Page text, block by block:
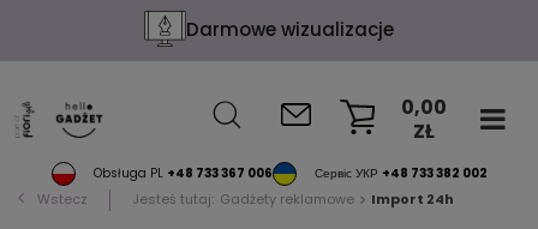
Darmowe wizualizacje
Obsługa PL +48 733 367 006 Сервіс УКР +48 733 382 002
0,00
ZŁ
Wstecz Jesteś tutaj: Gadżety reklamowe Import 24h